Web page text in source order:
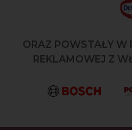
ORAZ POWSTAŁY W
REKLAMOWEJ Z